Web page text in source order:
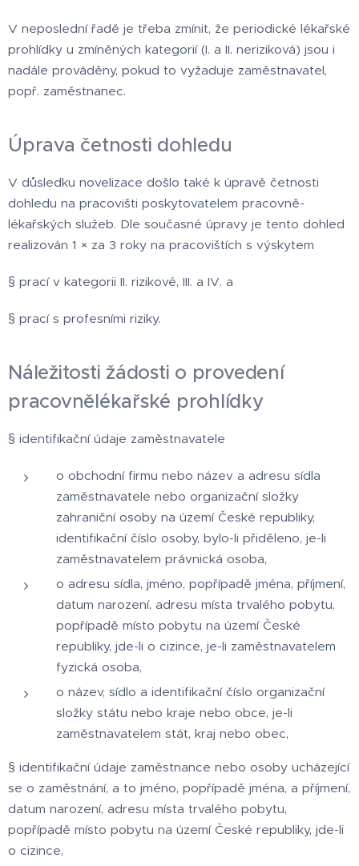
V neposlední řadě je třeba zmínit, že periodické lékařské
prohlídky u zmíněných kategorií (I. a II. neriziková) jsou i
nadále prováděny, pokud to vyžaduje zaměstnavatel,
popř. zaměstnanec.
Úprava četnosti dohledu
V důsledku novelizace došlo také k úpravě četnosti
dohledu na pracovišti poskytovatelem pracovně-
lékařských služeb. Dle současné úpravy je tento dohled
realizován 1 × za 3 roky na pracovištích s výskytem
§ prací v kategorii II. rizikové, III. a IV. a
§ prací s profesními riziky.
Náležitosti žádosti o provedení
pracovnělékařské prohlídky
§ identifikační údaje zaměstnavatele
o obchodní firmu nebo název a adresu sídla
zaměstnavatele nebo organizační složky
zahraniční osoby na území České republiky,
identifikační číslo osoby, bylo-li přiděleno, je-li
zaměstnavatelem právnická osoba,
o adresu sídla, jméno, popřípadě jména, příjmení,
datum narození, adresu místa trvalého pobytu,
popřípadě místo pobytu na území České
republiky, jde-li o cizince, je-li zaměstnavatelem
fyzická osoba,
o název, sídlo a identifikační číslo organizační
složky státu nebo kraje nebo obce, je-li
zaměstnavatelem stát, kraj nebo obec,
§ identifikační údaje zaměstnance nebo osoby ucházející
se o zaměstnání, a to jméno, popřípadě jména, a příjmení,
datum narození, adresu místa trvalého pobytu,
popřípadě místo pobytu na území České republiky, jde-li
o cizince,